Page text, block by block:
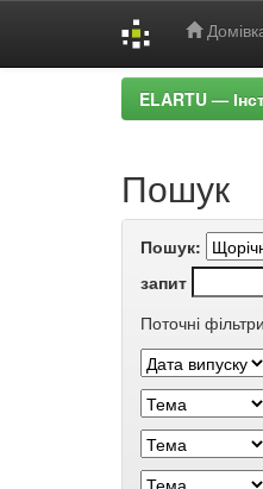
ELARTU —
Пошук
Пошук:
запит
Поточні